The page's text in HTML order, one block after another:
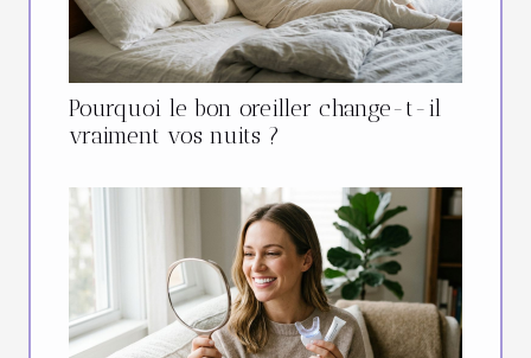
Pourquoi le bon oreiller change-t-il
vraiment vos nuits ?